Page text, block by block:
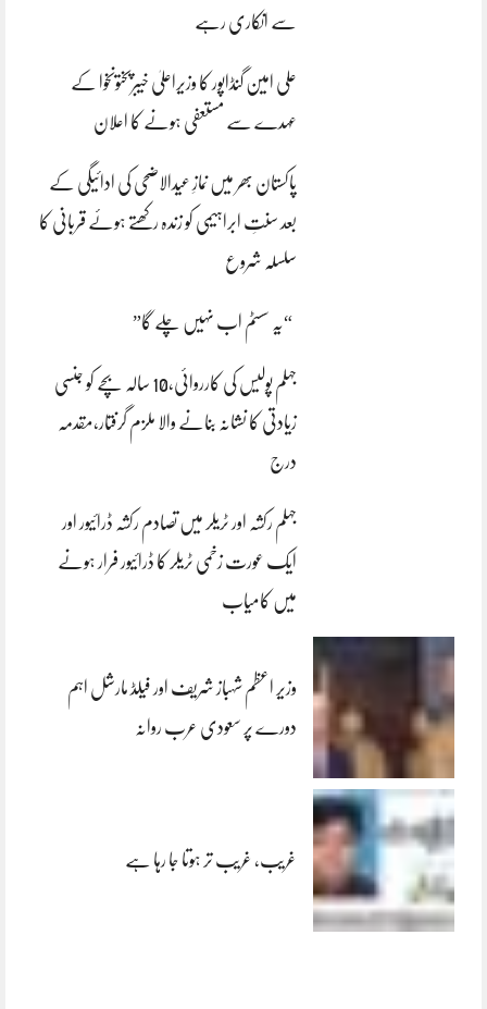
سے انکاری رہے
علی امین گنڈاپور کا وزیراعلیٰ خیبرپختونخوا کے
عہدے سے مستعفی ہونے کا اعلان
پاکستان بھر میں نمازِ عیدالاضحی کی ادائیگی کے
بعد سنتِ ابراہیمی کو زندہ رکھتے ہوئے قربانی کا
سلسلہ شروع
“یہ سسٹم اب نہیں چلے گا”
جہلم پولیس کی کارروائی،10 سالہ بچے کو جنسی
زیادتی کا نشانہ بنانے والا ملزم گرفتار،مقدمہ
درج
جہلم رکشہ اور ٹریلر میں تصادم رکشہ ڈرائیور اور
ایک عورت زخمی ٹریلر کا ڈرائیور فرار ہونے
میں کامیاب
وزیر اعظم شہباز شریف اور فیلڈ مارشل اہم
دورے پر سعودی عرب روانہ
غریب، غریب تر ہوتا جا رہا ہے